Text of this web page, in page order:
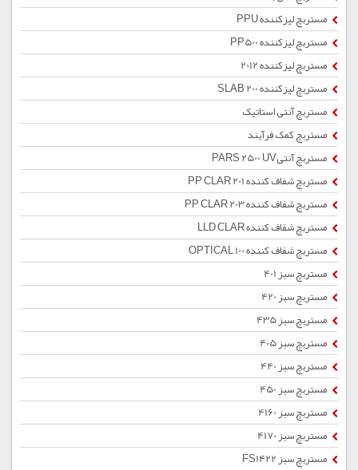
مستربچ لیزکننده PPU
مستربچ لیزکننده PP500
مستربچ لیزکننده 2012
مستربچ لیزکننده SLAB 200
مستربچ آنتی استاتیک
مستربچ کمک فرآیند
مستربچ آنتیPARS 2500 UV
مستربچ شفاف کننده PP CLAR 201
مستربچ شفاف کننده PP CLAR 203
مستربچ شفاف کننده LLD CLAR
مستربچ شفاف کننده OPTICAL 100
مستربچ سبز 401
مستربچ سبز 420
مستربچ سبز 435
مستربچ سبز 405
مستربچ سبز 440
مستربچ سبز 450
مستربچ سبز 4160
مستربچ سبز 4170
مستربچ سبز FS1422